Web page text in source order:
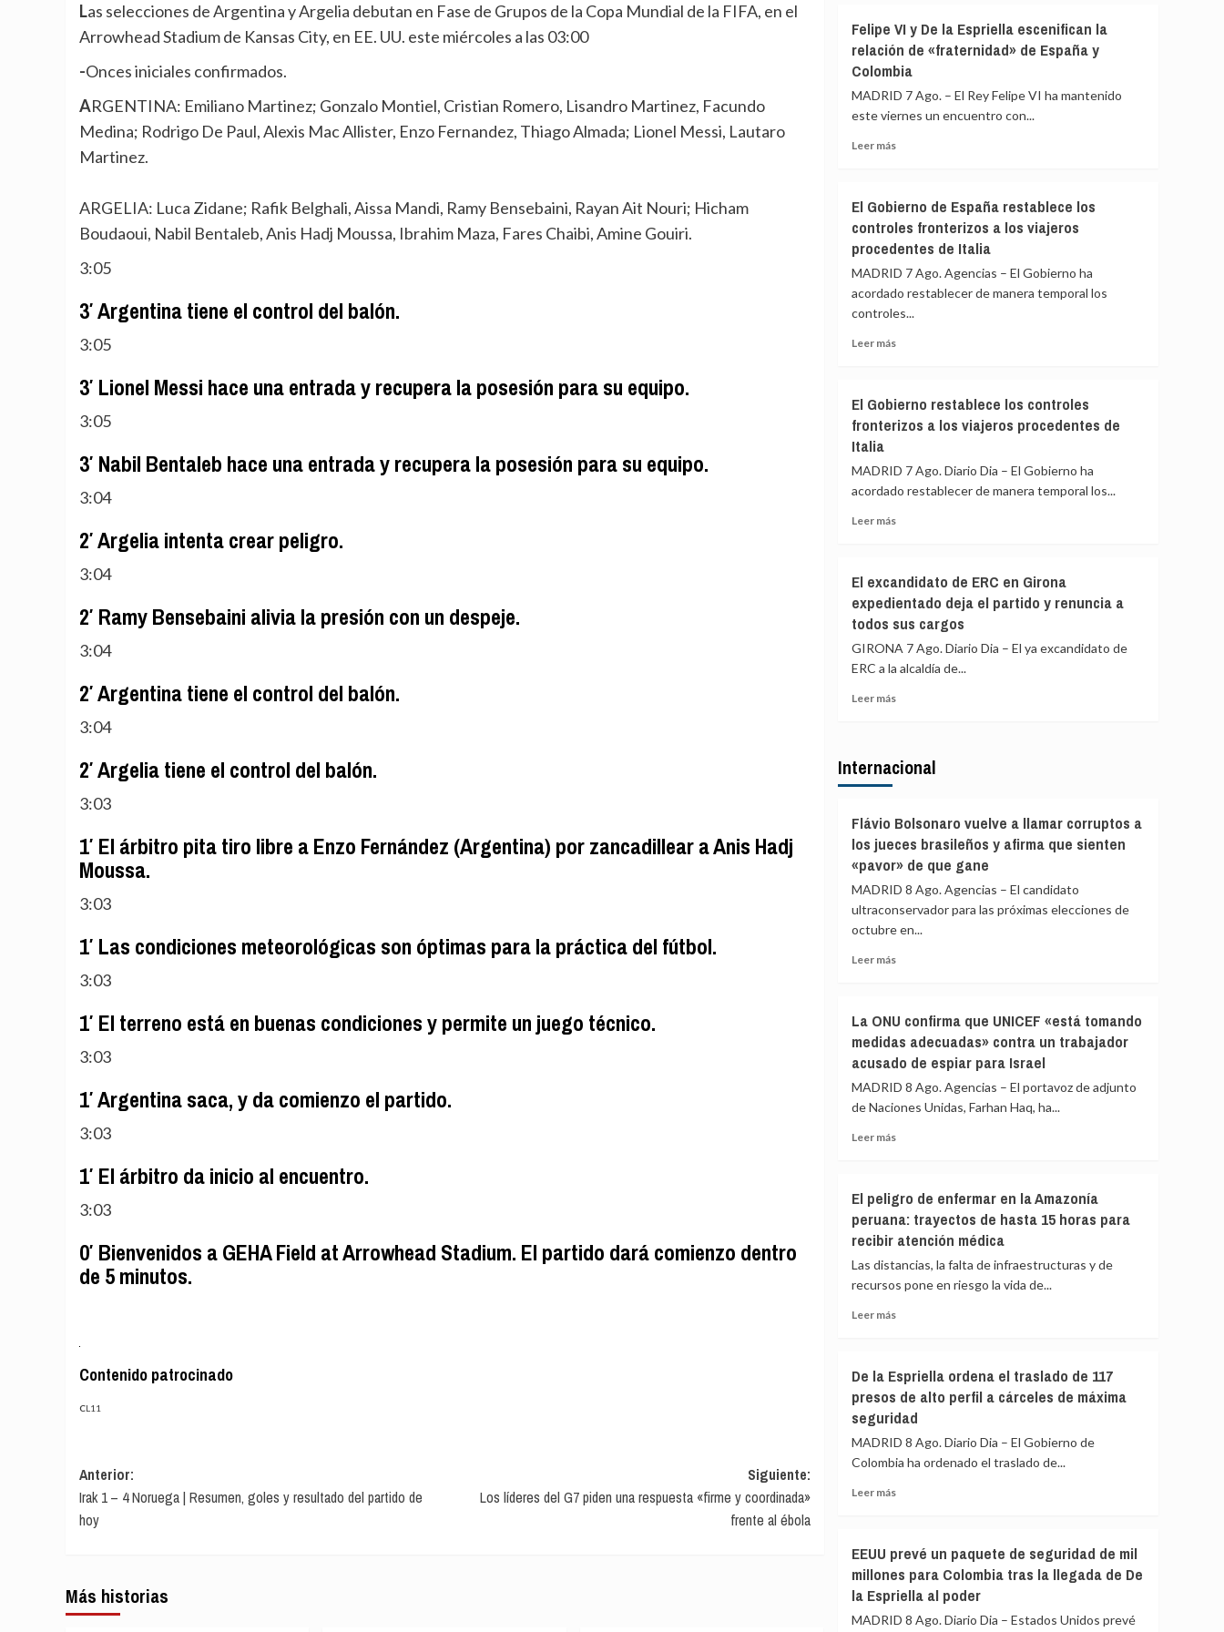
Las selecciones de Argentina y Argelia debutan en Fase de Grupos de la Copa Mundial de la FIFA, en el
Arrowhead Stadium de Kansas City, en EE. UU. este miércoles a las 03:00
-Onces iniciales confirmados.
ARGENTINA: Emiliano Martinez; Gonzalo Montiel, Cristian Romero, Lisandro Martinez, Facundo
Medina; Rodrigo De Paul, Alexis Mac Allister, Enzo Fernandez, Thiago Almada; Lionel Messi, Lautaro
Martinez.
ARGELIA: Luca Zidane; Rafik Belghali, Aissa Mandi, Ramy Bensebaini, Rayan Ait Nouri; Hicham
Boudaoui, Nabil Bentaleb, Anis Hadj Moussa, Ibrahim Maza, Fares Chaibi, Amine Gouiri.
3:05
3′ Argentina tiene el control del balón.
3:05
3′ Lionel Messi hace una entrada y recupera la posesión para su equipo.
3:05
3′ Nabil Bentaleb hace una entrada y recupera la posesión para su equipo.
3:04
2′ Argelia intenta crear peligro.
3:04
2′ Ramy Bensebaini alivia la presión con un despeje.
3:04
2′ Argentina tiene el control del balón.
3:04
2′ Argelia tiene el control del balón.
3:03
1′ El árbitro pita tiro libre a Enzo Fernández (Argentina) por zancadillear a Anis Hadj
Moussa.
3:03
1′ Las condiciones meteorológicas son óptimas para la práctica del fútbol.
3:03
1′ El terreno está en buenas condiciones y permite un juego técnico.
3:03
1′ Argentina saca, y da comienzo el partido.
3:03
1′ El árbitro da inicio al encuentro.
3:03
0′ Bienvenidos a GEHA Field at Arrowhead Stadium. El partido dará comienzo dentro
de 5 minutos.
Contenido patrocinado
CL11
Navegación
de
entradas
Anterior:
Irak 1 – 4 Noruega | Resumen, goles y resultado del partido de
hoy
Siguiente:
Los líderes del G7 piden una respuesta «firme y coordinada»
frente al ébola
Más historias
los
«agujeros
de
la
crisis
Ceuta
mantiene
reuniones
bilaterales
homólogos
latinoamericanos
de
Madrid
Felipe VI y De la Espriella escenifican la
relación de «fraternidad» de España y
Colombia
MADRID 7 Ago. – El Rey Felipe VI ha mantenido
este viernes un encuentro con...
Leer másLeer
VI
y
De
Espriella
escenifican
la
de
España
y
El Gobierno de España restablece los
controles fronterizos a los viajeros
procedentes de Italia
MADRID 7 Ago. Agencias – El Gobierno ha
acordado restablecer de manera temporal los
controles...
Leer másLeer
Gobierno
de
los
controles
procedentes
de
El Gobierno restablece los controles
fronterizos a los viajeros procedentes de
Italia
MADRID 7 Ago. Diario Dia – El Gobierno ha
acordado restablecer de manera temporal los...
Leer másLeer
Gobierno
restablece
los
fronterizos
a
Italia
El excandidato de ERC en Girona
expedientado deja el partido y renuncia a
todos sus cargos
GIRONA 7 Ago. Diario Dia – El ya excandidato de
ERC a la alcaldía de...
Leer másLeer
excandidato
en
expedientado
deja
el
renuncia
Internacional
Flávio Bolsonaro vuelve a llamar corruptos a
los jueces brasileños y afirma que sienten
«pavor» de que gane
MADRID 8 Ago. Agencias – El candidato
ultraconservador para las próximas elecciones de
octubre en...
Leer másLeer
Bolsonaro
vuelve
a
corruptos
a
afirma
que
sienten
de
que
La ONU confirma que UNICEF «está tomando
medidas adecuadas» contra un trabajador
acusado de espiar para Israel
MADRID 8 Ago. Agencias – El portavoz de adjunto
de Naciones Unidas, Farhan Haq, ha...
Leer másLeer
ONU
confirma
que
«está
tomando
trabajador
acusado
de
para
Israel
El peligro de enfermar en la Amazonía
peruana: trayectos de hasta 15 horas para
recibir atención médica
Las distancias, la falta de infraestructuras y de
recursos pone en riesgo la vida de...
Leer másLeer
peligro
de
enfermar
la
Amazonía
15
horas
para
atención
De la Espriella ordena el traslado de 117
presos de alto perfil a cárceles de máxima
seguridad
MADRID 8 Ago. Diario Dia – El Gobierno de
Colombia ha ordenado el traslado de...
Leer másLeer
la
Espriella
ordena
traslado
EEUU prevé un paquete de seguridad de mil
millones para Colombia tras la llegada de De
la Espriella al poder
MADRID 8 Ago. Diario Dia – Estados Unidos prevé